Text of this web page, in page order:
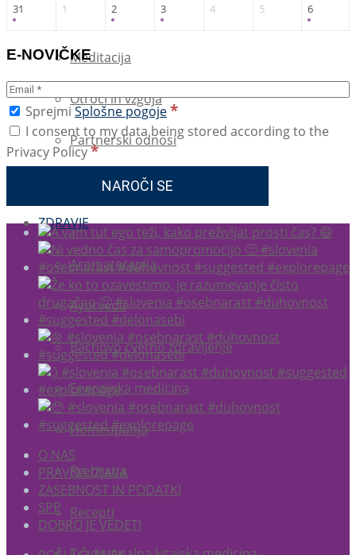
Brezplačne E-Knjige
Meditacija
Otroci in vzgoja
Partnerski odnosi
Zakon privlačnosti
ZDRAVJE
Aromaterapija
Ayurveda
Bachovo cvetno zdravljenje
Energijska medicina
Homeopatija
Prehrana
Recepti
31 1 2 3 4 5 6
E-NOVIČKE
SprejmiSplošne pogoje*
I consent to my data being stored according to the
Privacy Policy*
O NAS
PRAVNA IZJAVA
ZASEBNOST IN PODATKI
SPP
DOBRO JE VEDETI